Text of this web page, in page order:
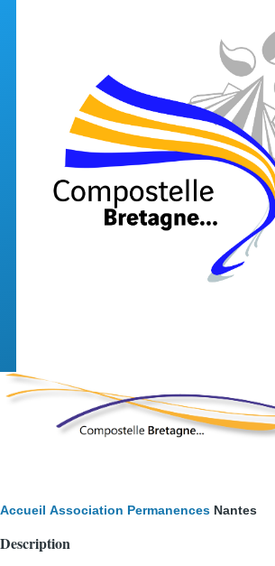
Fil
d'Ariane
Accueil Association Permanences Nantes
Description